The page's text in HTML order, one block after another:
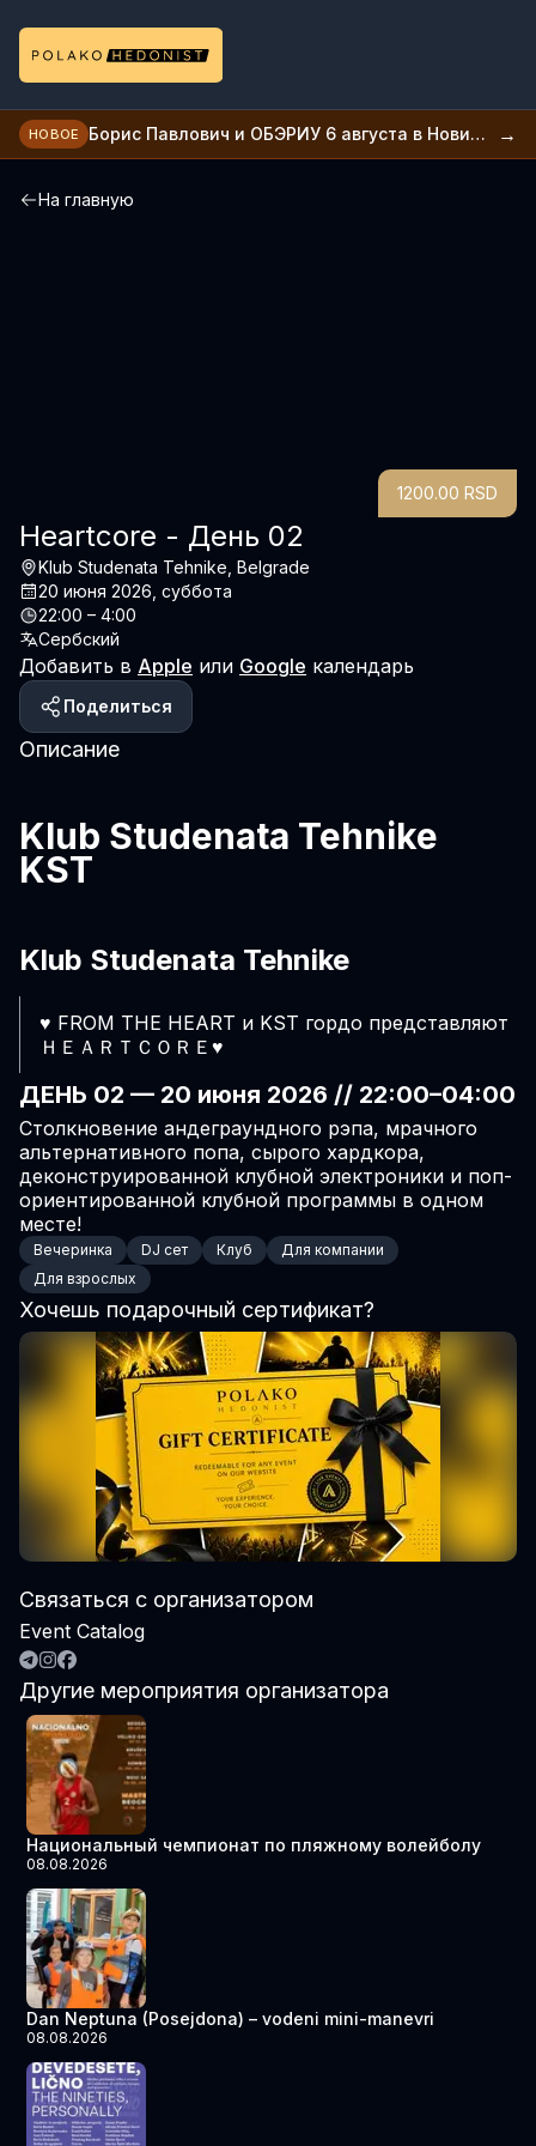
НОВОЕ
Борис Павлович и ОБЭРИУ 6 августа в Нови
саде
→
На главную
1200.00 RSD
Heartcore - День 02
Klub Studenata Tehnike, Belgrade
20 июня 2026, суббота
22:00 – 4:00
Сербский
Добавить в Apple или Google календарь
Поделиться
Описание
Klub Studenata Tehnike
KST
Klub Studenata Tehnike
♥️ FROM THE HEART и KST гордо представляют
ＨＥＡＲＴＣＯＲＥ♥️
ДЕНЬ 02 — 20 июня 2026 // 22:00–04:00
Столкновение андеграундного рэпа, мрачного
альтернативного попа, сырого хардкора,
деконструированной клубной электроники и поп-
ориентированной клубной программы в одном
месте!
Вечеринка DJ сет Клуб
Для компании
Для взрослых
Хочешь подарочный сертификат?
Связаться с организатором
Event Catalog
Другие мероприятия организатора
Национальный чемпионат по пляжному волейболу
08.08.2026
Dan Neptuna (Posejdona) – vodeni mini-manevri
08.08.2026